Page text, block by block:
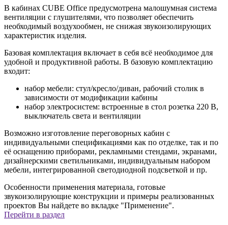
В кабинах CUBE Office предусмотрена малошумная система
вентиляции с глушителями, что позволяет обеспечить
необходимый воздухообмен, не снижая звукоизолирующих
характеристик изделия.
Базовая комплектация включает в себя всё необходимое для
удобной и продуктивной работы. В базовую комплектацию
входит:
набор мебели: стул/кресло/диван, рабочий столик в
зависимости от модификации кабины
набор электросистем: встроенные в стол розетка 220 В,
выключатель света и вентиляции
Возможно изготовление переговорных кабин с
индивидуальными спецификациями как по отделке, так и по
её оснащению приборами, рекламными стендами, экранами,
дизайнерскими светильниками, индивидуальным набором
мебели, интегрированной светодиодной подсветкой и пр.
Особенности применения материала, готовые
звукоизолирующие конструкции и примеры реализованных
проектов Вы найдете во вкладке "Применение".
Перейти в раздел